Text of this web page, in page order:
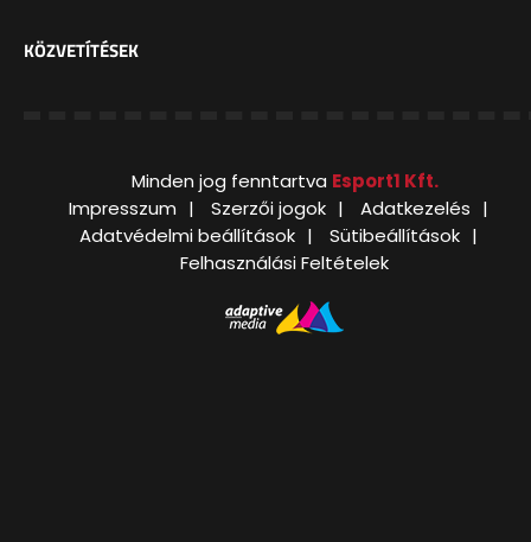
KÖZVETÍTÉSEK
Minden jog fenntartva Esport1 Kft.
Impresszum
Szerzői jogok
Adatkezelés
Adatvédelmi beállítások
Sütibeállítások
Felhasználási Feltételek